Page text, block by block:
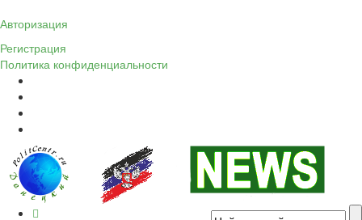
Авторизация
Регистрация
Политика конфиденциальности